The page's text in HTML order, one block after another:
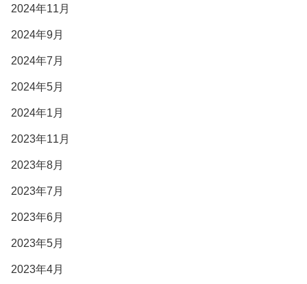
2024年11月
2024年9月
2024年7月
2024年5月
2024年1月
2023年11月
2023年8月
2023年7月
2023年6月
2023年5月
2023年4月